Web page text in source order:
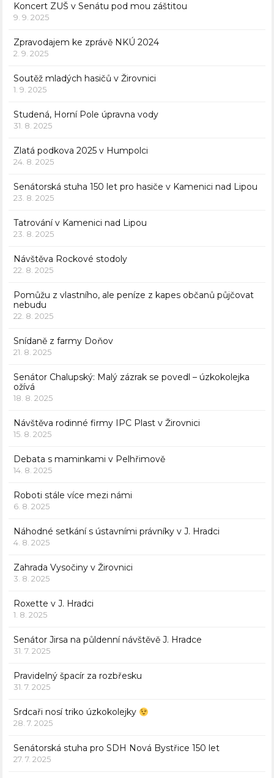
Koncert ZUŠ v Senátu pod mou záštitou
9. 9. 2025
Zpravodajem ke zprávě NKÚ 2024
2. 9. 2025
Soutěž mladých hasičů v Žirovnici
1. 9. 2025
Studená, Horní Pole úpravna vody
31. 8. 2025
Zlatá podkova 2025 v Humpolci
24. 8. 2025
Senátorská stuha 150 let pro hasiče v Kamenici nad Lipou
23. 8. 2025
Tatrování v Kamenici nad Lipou
23. 8. 2025
Návštěva Rockové stodoly
22. 8. 2025
Pomůžu z vlastního, ale peníze z kapes občanů půjčovat
nebudu
22. 8. 2025
Snídaně z farmy Doňov
21. 8. 2025
Senátor Chalupský: Malý zázrak se povedl – úzkokolejka
ožívá
18. 8. 2025
Návštěva rodinné firmy IPC Plast v Žirovnici
15. 8. 2025
Debata s maminkami v Pelhřimově
14. 8. 2025
Roboti stále více mezi námi
6. 8. 2025
Náhodné setkání s ústavními právníky v J. Hradci
4. 8. 2025
Zahrada Vysočiny v Žirovnici
3. 8. 2025
Roxette v J. Hradci
1. 8. 2025
Senátor Jirsa na půldenní návštěvě J. Hradce
31. 7. 2025
Pravidelný špacír za rozbřesku
31. 7. 2025
Srdcaři nosí triko úzkokolejky
28. 7. 2025
Senátorská stuha pro SDH Nová Bystřice 150 let
27. 7. 2025